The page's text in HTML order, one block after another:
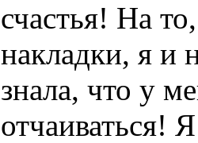
счастья! На
накладки, я и
знала, что у
отчаиваться!